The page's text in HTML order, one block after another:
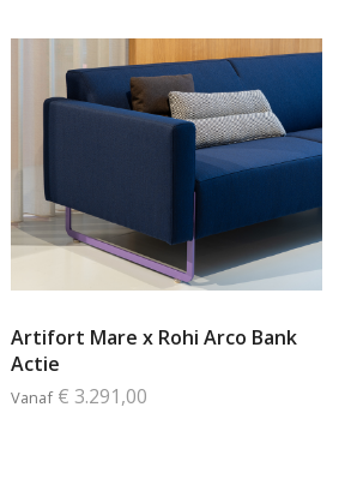
Artifort Mare x Rohi Arco Bank
Actie
Vanaf € 3.291,00